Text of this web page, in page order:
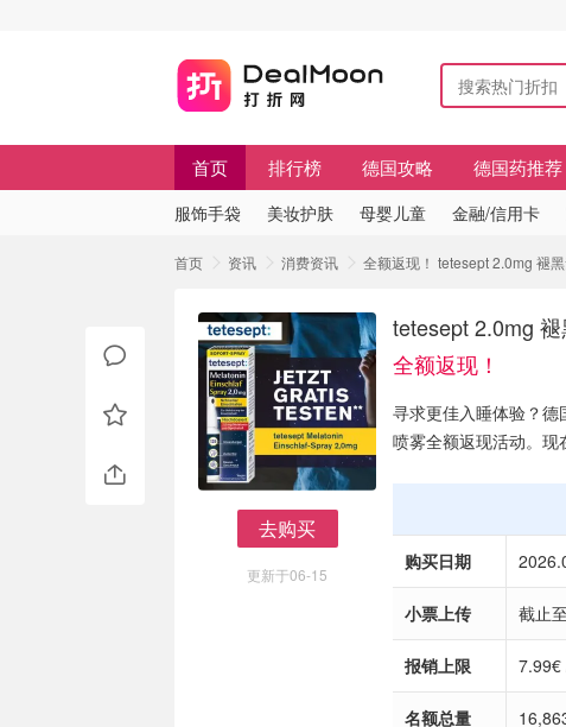
首页 排行榜 德国攻略 德国药推荐
服饰手袋 美妆护肤 母婴儿童 金融/信用卡
首页 资讯 消费资讯 全额返现！ tetesept 2.0mg 褪
去购买
更新于06-15
tetesept 2.0mg
全额返现！
寻求更佳入睡体验？
喷雾全额返现活动。现
购买日期
小票上传 截止
报销上限 7.99€
名额总量